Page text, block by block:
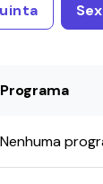
Programa
Nenhuma